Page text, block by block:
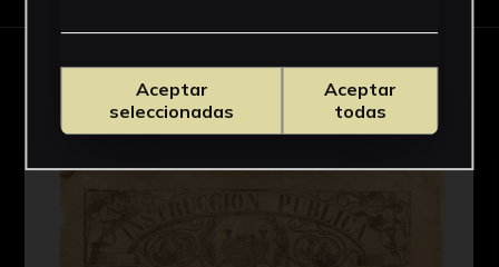
OBRAS RELACIONADAS
Aceptar
seleccionadas
Aceptar
todas